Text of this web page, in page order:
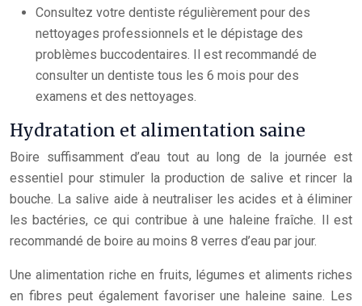
Consultez votre dentiste régulièrement pour des
nettoyages professionnels et le dépistage des
problèmes buccodentaires. Il est recommandé de
consulter un dentiste tous les 6 mois pour des
examens et des nettoyages.
Hydratation et alimentation saine
Boire suffisamment d’eau tout au long de la journée est
essentiel pour stimuler la production de salive et rincer la
bouche. La salive aide à neutraliser les acides et à éliminer
les bactéries, ce qui contribue à une haleine fraîche. Il est
recommandé de boire au moins 8 verres d’eau par jour.
Une alimentation riche en fruits, légumes et aliments riches
en fibres peut également favoriser une haleine saine. Les